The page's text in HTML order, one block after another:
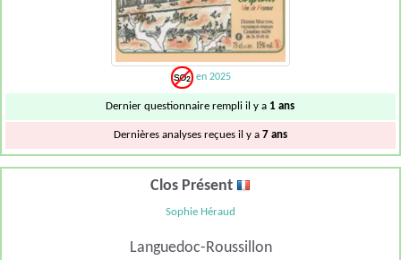
en 2025
Dernier questionnaire rempli il y a 1 ans
Dernières analyses reçues il y a 7 ans
Clos Présent
Sophie Héraud
Languedoc-Roussillon